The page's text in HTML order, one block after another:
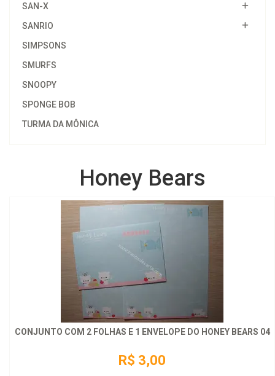
SAN-X
SANRIO
SIMPSONS
SMURFS
SNOOPY
SPONGE BOB
TURMA DA MÔNICA
Honey Bears
CONJUNTO COM 2 FOLHAS E 1 ENVELOPE DO HONEY BEARS 04
R$ 3,00